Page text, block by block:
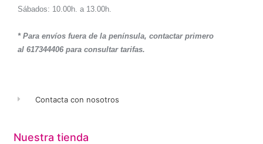
Sábados: 10.00h. a 13.00h.
* Para envíos fuera de la península, contactar primero
al 617344406 para consultar tarifas.
Contacta con nosotros
Nuestra tienda